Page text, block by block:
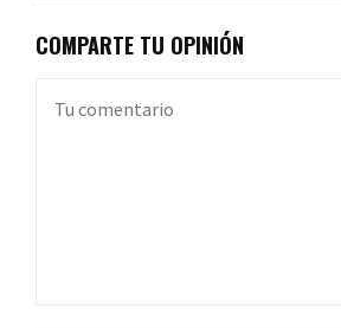
COMPARTE TU OPINIÓN